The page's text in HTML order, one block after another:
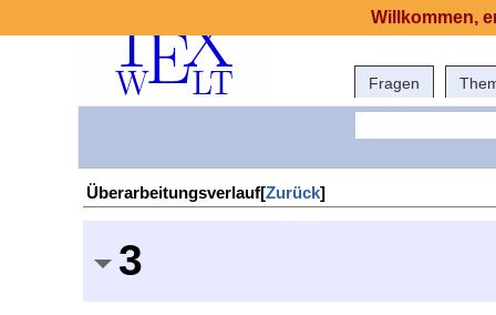
Fragen
Überarbeitungsverlauf[Zurück]
3
Willkommen,